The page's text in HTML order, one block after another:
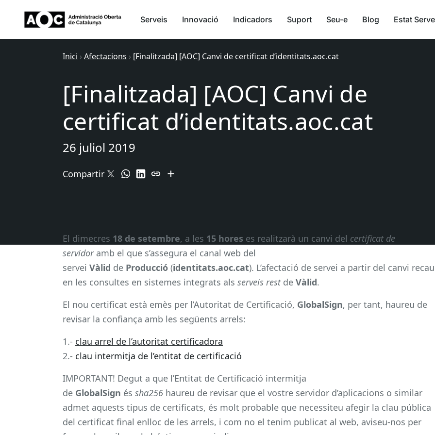
Serveis Innovació Indicadors Suport Seu-e Blog Estat
Inici › Afectacions › [Finalitzada] [AOC] Canvi de certificat d’identitats.aoc.cat
[Finalitzada] [AOC] Canvi de
certificat d’identitats.aoc.cat
26 juliol 2019
Compartir
El dimecres 18 de setembre, a les 15 hores es realitzarà un canvi del certificat de
servidor amb el que s’assegura el canal web del
servei Vàlid de Producció (identitats.aoc.cat). L’afectació de servei a partir del canvi recau
en les consultes en sistemes integrats als serveis restde Vàlid.
El nou certificat està emès per l’Autoritat de Certificació, GlobalSign, per tant, haureu de
revisar la confiança amb les següents arrels:
1.- clau arrel de l’autoritat certificadora
2.- clau intermitja de l’entitat de certificació
IMPORTANT! Degut a que l’Entitat de Certificació intermitja
de GlobalSign és sha256 haureu de revisar que el vostre servidor d’aplicacions o similar
admet aquests tipus de certificats, és molt probable que necessiteu afegir la clau pública
del certificat final enlloc de les arrels, i com no el tenim publicat al web, aviseu-nos per